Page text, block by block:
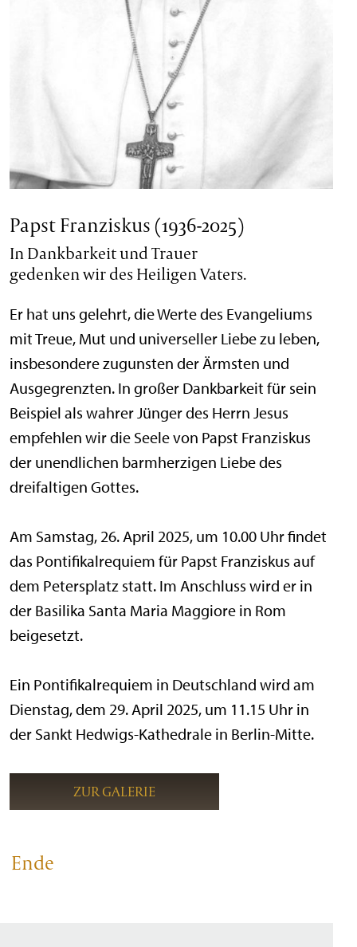
Papst Franziskus (1936-2025)
In Dankbarkeit und Trauer
gedenken wir des Heiligen Vaters.
Er hat uns gelehrt, die Werte des Evangeliums
mit Treue, Mut und universeller Liebe zu leben,
insbesondere zugunsten der Ärmsten und
Ausgegrenzten. In großer Dankbarkeit für sein
Beispiel als wahrer Jünger des Herrn Jesus
empfehlen wir die Seele von Papst Franziskus
der unendlichen barmherzigen Liebe des
dreifaltigen Gottes.
Am Samstag, 26. April 2025, um 10.00 Uhr findet
das Pontifikalrequiem für Papst Franziskus auf
dem Petersplatz statt. Im Anschluss wird er in
der Basilika Santa Maria Maggiore in Rom
beigesetzt.
Ein Pontifikalrequiem in Deutschland wird am
Dienstag, dem 29. April 2025, um 11.15 Uhr in
der Sankt Hedwigs-Kathedrale in Berlin-Mitte.
ZUR GALERIE
Ende